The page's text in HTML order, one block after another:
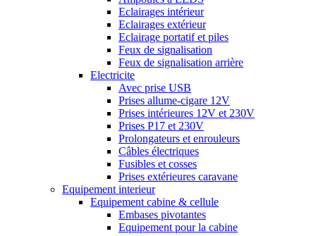
Eclairages intérieur
Eclairages extérieur
Eclairage portatif et piles
Feux de signalisation
Feux de signalisation arrière
Electricite
Avec prise USB
Prises allume-cigare 12V
Prises intérieures 12V et 230V
Prises P17 et 230V
Prolongateurs et enrouleurs
Câbles électriques
Fusibles et cosses
Prises extérieures caravane
Equipement interieur
Equipement cabine & cellule
Embases pivotantes
Equipement pour la cabine